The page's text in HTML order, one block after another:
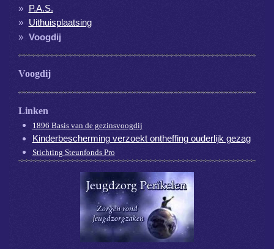
P.A.S.
Uithuisplaatsing
Voogdij
Voogdij
Linken
1896 Basis van de gezinsvoogdij
Kinderbescherming verzoekt ontheffing ouderlijk gezag
Stichting Steunfonds Pro